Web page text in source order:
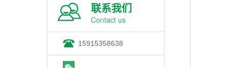
联系我们
Contact us
15915358638